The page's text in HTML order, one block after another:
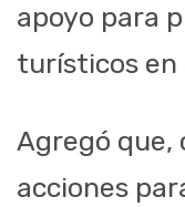
apoyo para
turísticos en
Agregó que,
acciones